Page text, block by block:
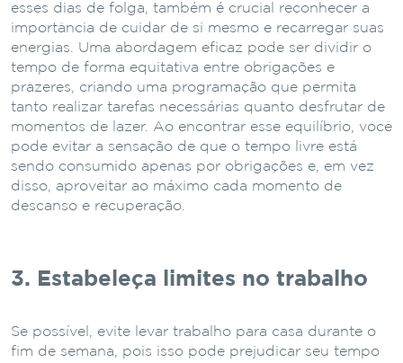
esses dias de folga, também é crucial reconhecer a
importância de cuidar de si mesmo e recarregar suas
energias. Uma abordagem eficaz pode ser dividir o
tempo de forma equitativa entre obrigações e
prazeres, criando uma programação que permita
tanto realizar tarefas necessárias quanto desfrutar de
momentos de lazer. Ao encontrar esse equilíbrio, você
pode evitar a sensação de que o tempo livre está
sendo consumido apenas por obrigações e, em vez
disso, aproveitar ao máximo cada momento de
descanso e recuperação.
3. Estabeleça limites no trabalho
Se possível, evite levar trabalho para casa durante o
fim de semana, pois isso pode prejudicar seu tempo